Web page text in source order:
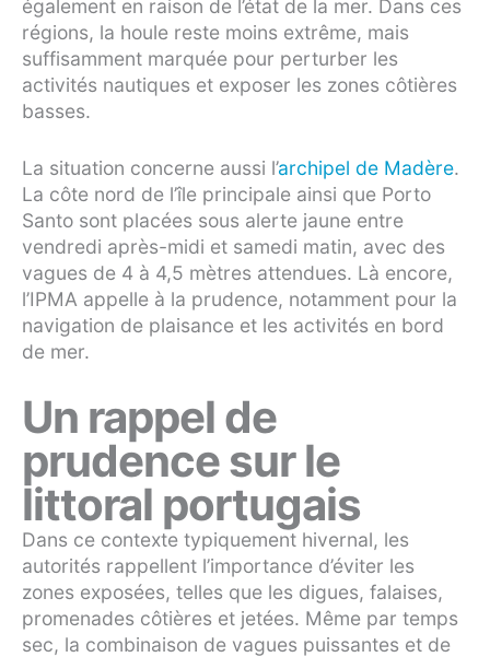
également en raison de l’état de la mer. Dans ces
régions, la houle reste moins extrême, mais
suffisamment marquée pour perturber les
activités nautiques et exposer les zones côtières
basses.
La situation concerne aussi l’archipel de Madère.
La côte nord de l’île principale ainsi que Porto
Santo sont placées sous alerte jaune entre
vendredi après-midi et samedi matin, avec des
vagues de 4 à 4,5 mètres attendues. Là encore,
l’IPMA appelle à la prudence, notamment pour la
navigation de plaisance et les activités en bord
de mer.
Un rappel de
prudence sur le
littoral portugais
Dans ce contexte typiquement hivernal, les
autorités rappellent l’importance d’éviter les
zones exposées, telles que les digues, falaises,
promenades côtières et jetées. Même par temps
sec, la combinaison de vagues puissantes et de